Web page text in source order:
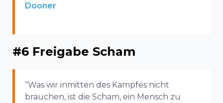
Dooner
#6 Freigabe Scham
“Was wir inmitten des Kampfes nicht
brauchen, ist die Scham, ein Mensch zu